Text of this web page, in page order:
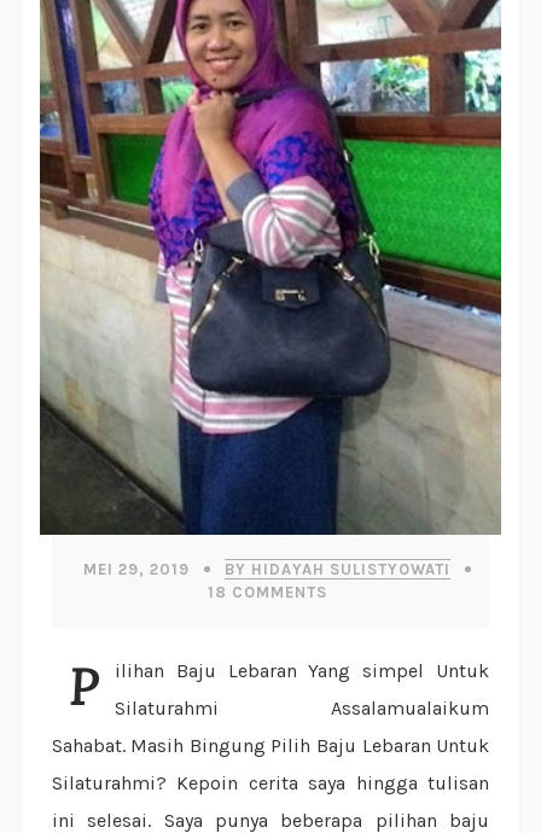
MEI 29, 2019
BY HIDAYAH SULISTYOWATI
18 COMMENTS
Pilihan Baju Lebaran Yang simpel Untuk
Silaturahmi Assalamualaikum
Sahabat. Masih Bingung Pilih Baju Lebaran Untuk
Silaturahmi? Kepoin cerita saya hingga tulisan
ini selesai. Saya punya beberapa pilihan baju